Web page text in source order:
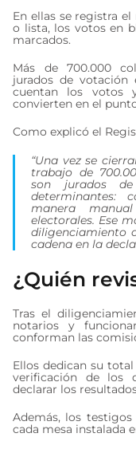
En ellas se registra
o lista, los votos en
marcados.
Más de 700.000
jurados de votación
cuentan los votos
convierten en el
Como explicó el
“Una vez se
trabajo de
son jurados
determinantes:
manera
electorales. Ese
diligenciamiento
cadena en la
¿Quién
Tras el
notarios y
conforman las
Ellos dedican su
verificación de los
declarar los
Además, los
cada mesa instalada